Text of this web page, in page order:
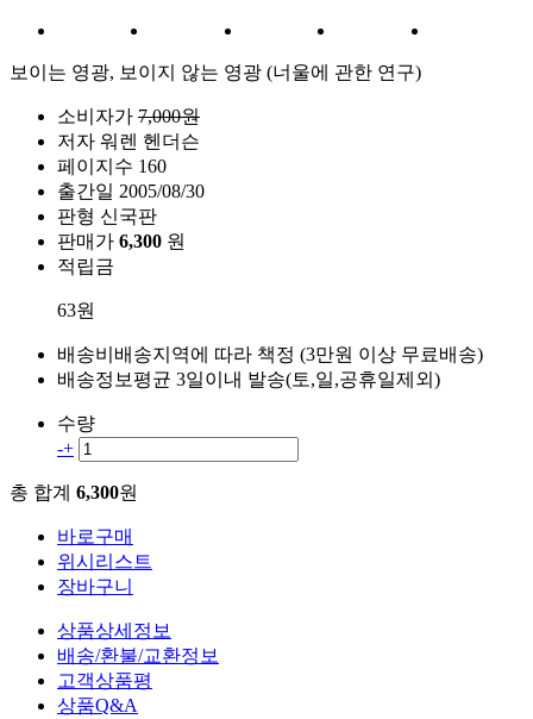
보이는 영광, 보이지 않는 영광 (너울에 관한 연구)
소비자가 7,000원
저자 워렌 헨더슨
페이지수 160
출간일 2005/08/30
판형 신국판
판매가 6,300 원
적립금
63원
배송비 배송지역에 따라 책정 (3만원 이상 무료배송)
배송정보평균 3일이내 발송(토,일,공휴일제외)
수량
-+
총 합계 6,300원
바로구매
위시리스트
장바구니
상품상세정보
배송/환불/교환정보
고객상품평
상품Q&A